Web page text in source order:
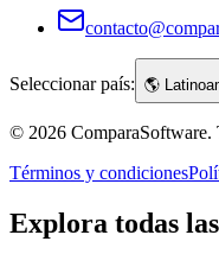
Seleccionar país: 🌎
© 2026 ComparaSoftware.
Términos y condiciones
Explora todas